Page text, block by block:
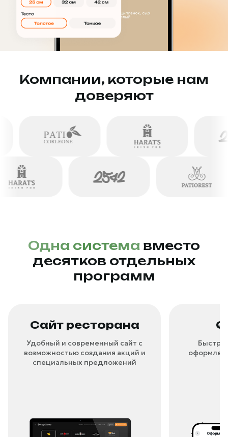
Компании, которые нам
доверяют
Одна система вместо
десятков отдельных
программ
Сайт ресторана
Удобный и современный сайт с
возможностью создания акций и
специальных предложений